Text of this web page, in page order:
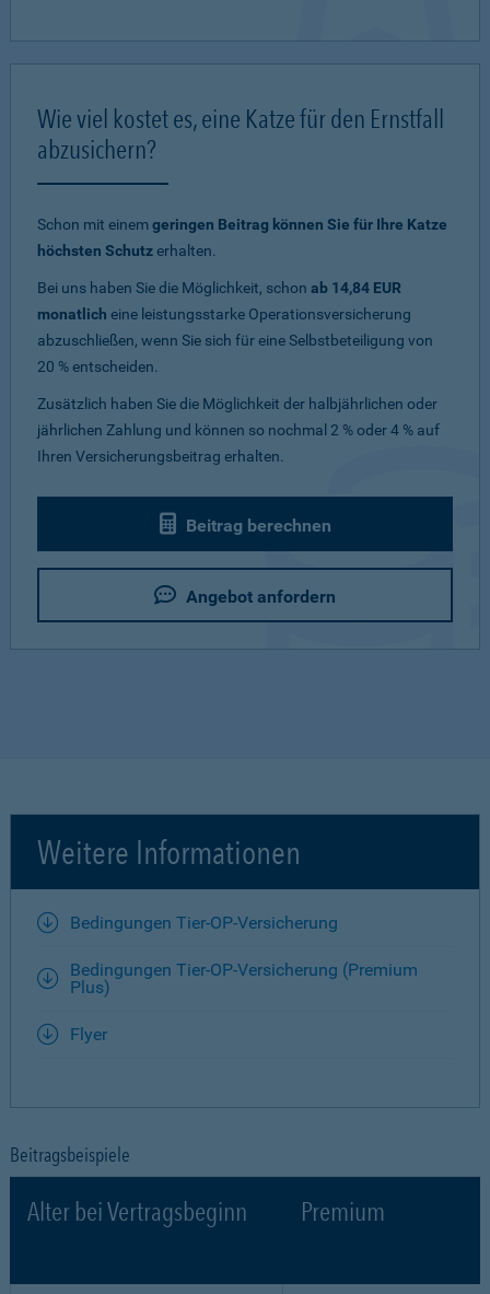
Wie viel kostet es, eine Katze für den Ernstfall
abzusichern?
Schon mit einemgeringen Beitrag können Sie für Ihre Katze
höchsten Schutzerhalten.
Bei uns haben Sie die Möglichkeit, schon ab 14,84 EUR
monatlich eine leistungsstarke Operationsversicherung
abzuschließen, wenn Sie sich für eine Selbstbeteiligung von
20 % entscheiden.
Zusätzlich haben Sie die Möglichkeit der halbjährlichen oder
jährlichen Zahlung und können so nochmal 2 % oder 4 % auf
Ihren Versicherungsbeitrag erhalten.
Beitrag berechnen
Angebot anfordern
Weitere Informationen
Bedingungen Tier-OP-Versicherung
Bedingungen Tier-OP-Versicherung (Premium
Plus)
Flyer
Beitragsbeispiele
Alter bei Vertragsbeginn Premium